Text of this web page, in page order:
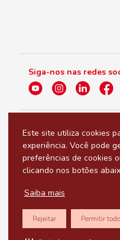
Este site utiliza cookies
experiência. Você pode
preferências de cookies
clicando nos botões
Saiba mais
Rejeitar Permitir
Siga-nos nas redes
A venda e o consumo de
válidas para a loja
para menos, por conta
do pedido. Produtos
20/03/97). A venda
Caso algum produto